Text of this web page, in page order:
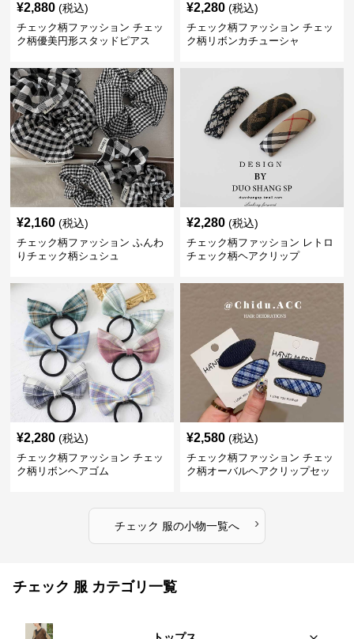
¥2,880 (税込)
チェック柄ファッション チェッ
ク柄優美円形スタッドピアス
¥2,280 (税込)
チェック柄ファッション チェッ
ク柄リボンカチューシャ
¥2,160 (税込)
チェック柄ファッション ふんわ
りチェック柄シュシュ
¥2,280 (税込)
チェック柄ファッション レトロ
チェック柄ヘアクリップ
¥2,280 (税込)
チェック柄ファッション チェッ
ク柄リボンヘアゴム
¥2,580 (税込)
チェック柄ファッション チェッ
ク柄オーバルヘアクリップセッ
チェック 服の小物一覧へ ›
チェック 服 カテゴリ一覧